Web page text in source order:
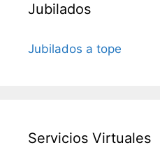
Jubilados
Jubilados a tope
Servicios Virtuales